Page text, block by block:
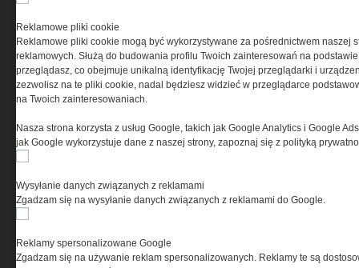
dokonać zmiany ustawień przeglądarki dotyczących
cookies. Nim Państwo zaczną korzystać z naszego
serwisu prosimy o zapoznanie się z naszą polityką
prywatności oraz informacją o cookies.
Copyright © 2004-2019 Grupa MEDIUM Spółka z ograniczoną odpowiedzialnością
Spółka komandytowa, nr KRS: 0000537655. Wszelkie prawa, w tym Autora, Wydawcy i
Reklamowe pliki cookie
Reklamowe pliki cookie mogą być wykorzystywane za pośrednictwem naszej
reklamowych. Służą do budowania profilu Twoich zainteresowań na
przeglądasz, co obejmuje unikalną identyfikację Twojej przeglądarki i
zezwolisz na te pliki cookie, nadal będziesz widzieć w przeglądarce
na Twoich zainteresowaniach.
Nasza strona korzysta z usług Google, takich jak Google Analytics i Google
jak Google wykorzystuje dane z naszej strony, zapoznaj się z polityką
Wysyłanie danych związanych z reklamami
Zgadzam się na wysyłanie danych związanych z reklamami do Google.
Reklamy spersonalizowane Google
Zgadzam się na używanie reklam spersonalizowanych. Reklamy te są